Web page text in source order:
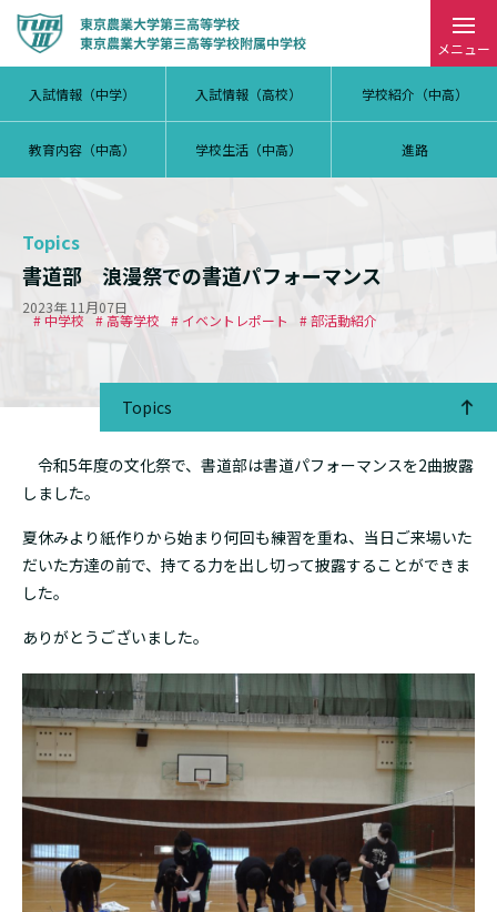
入試情報（中学） 入試情報（高校） 学校紹介（中高）
教育内容（中高） 学校生活（中高） 進路
メニュー
Topics
書道部 浪漫祭での書道パフォーマンス
2023年 11月07日
# 中学校 # 高等学校 # イベントレポート # 部活動紹介
Topics
令和5年度の文化祭で、書道部は書道パフォーマンスを2曲披露
しました。
夏休みより紙作りから始まり何回も練習を重ね、当日ご来場いた
だいた方達の前で、持てる力を出し切って披露することができま
した。
ありがとうございました。